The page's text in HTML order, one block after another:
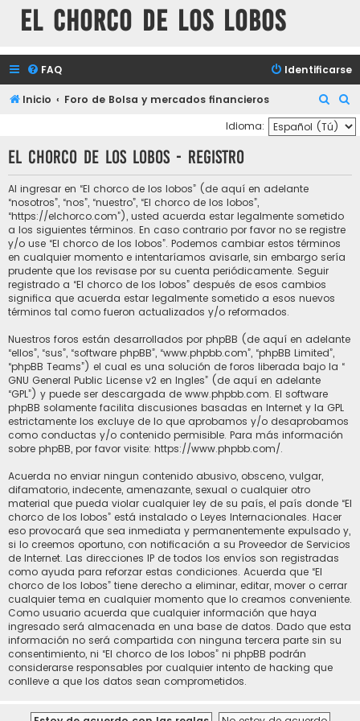
El chorco de los lobos
FAQ Identificarse
Inicio Foro de Bolsa y mercados financieros
u
s
u
s
Idioma:
El chorco de los lobos - Registro
Al ingresar en “El chorco de los lobos” (de aquí en adelante
“nosotros”, “nos”, “nuestro”, “El chorco de los lobos”,
“https://elchorco.com”), usted acuerda estar legalmente sometido
a los siguientes términos. En caso contrario por favor no se registre
y/o use “El chorco de los lobos”. Podemos cambiar estos términos
en cualquier momento e intentaríamos avisarle, sin embargo sería
prudente que los revisase por su cuenta periódicamente. Seguir
registrado a “El chorco de los lobos” después de esos cambios
significa que acuerda estar legalmente sometido a esos nuevos
términos tal como fueron actualizados y/o reformados.
Nuestros foros están desarrollados por phpBB (de aquí en adelante
“ellos”, “sus”, “software phpBB”, “www.phpbb.com”, “phpBB Limited”,
“phpBB Teams”) el cual es una solución de foros liberada bajo la “
GNU General Public License v2 en Ingles” (de aquí en adelante
“GPL”) y puede ser descargada de www.phpbb.com. El software
phpBB solamente facilita discusiones basadas en Internet y la GPL
estrictamente los excluye de lo que aprobamos y/o desaprobamos
como conductas y/o contenido permisible. Para más información
sobre phpBB, por favor visite: https://www.phpbb.com/.
Acuerda no enviar ningun contenido abusivo, obsceno, vulgar,
difamatorio, indecente, amenazante, sexual o cualquier otro
material que pueda violar cualquier ley de su país, el país donde “El
chorco de los lobos” está instalado o Leyes Internacionales. Hacer
eso provocará que sea inmediata y permanentemente expulsado y,
si lo creemos oportuno, con notificación a su Proveedor de Servicios
de Internet. Las direcciones IP de todos los envíos son registradas
como ayuda para reforzar estas condiciones. Acuerda que “El
chorco de los lobos” tiene derecho a eliminar, editar, mover o cerrar
cualquier tema en cualquier momento que lo creamos conveniente.
Como usuario acuerda que cualquier información que haya
ingresado será almacenada en una base de datos. Dado que esta
información no será compartida con ninguna tercera parte sin su
consentimiento, ni “El chorco de los lobos” ni phpBB podrán
considerarse responsables por cualquier intento de hacking que
conlleve a que los datos sean comprometidos.